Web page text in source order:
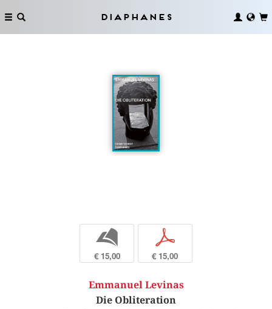
Diaphanes
b
€ 15,00
p
€ 15,00
Emmanuel Levinas
Die Obliteration